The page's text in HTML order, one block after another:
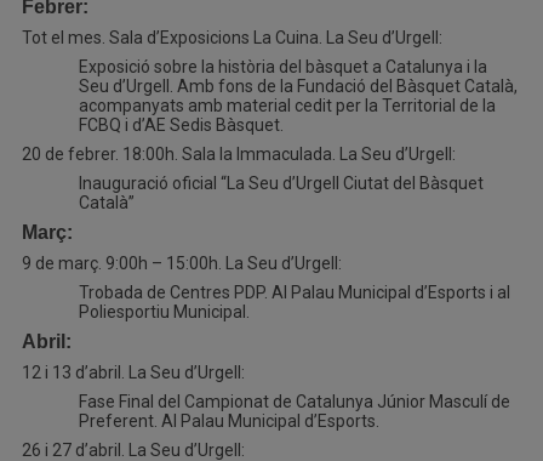
Febrer:
Tot el mes. Sala d’Exposicions La Cuina. La Seu d’Urgell:
Exposició sobre la història del bàsquet a Catalunya i la
Seu d’Urgell. Amb fons de la Fundació del Bàsquet Català,
acompanyats amb material cedit per la Territorial de la
FCBQ i d’AE Sedis Bàsquet.
20 de febrer. 18:00h. Sala la Immaculada. La Seu d’Urgell:
Inauguració oficial “La Seu d’Urgell Ciutat del Bàsquet
Català”
Març:
9 de març. 9:00h – 15:00h. La Seu d’Urgell:
Trobada de Centres PDP. Al Palau Municipal d’Esports i al
Poliesportiu Municipal.
Abril:
12 i 13 d’abril. La Seu d’Urgell:
Fase Final del Campionat de Catalunya Júnior Masculí de
Preferent. Al Palau Municipal d’Esports.
26 i 27 d’abril. La Seu d’Urgell: